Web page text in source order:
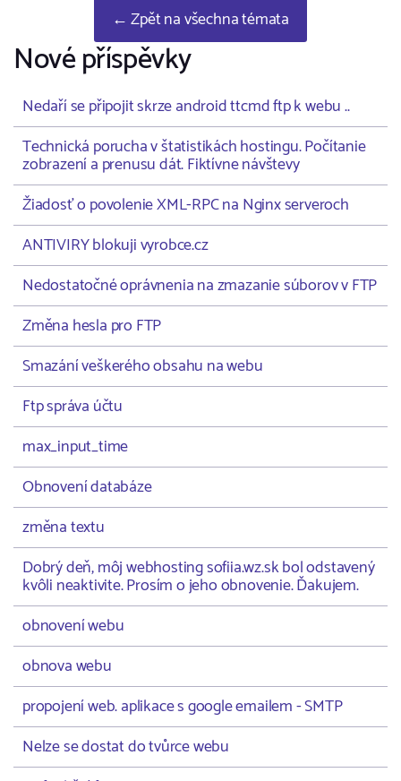
← Zpět na všechna témata
Nové příspěvky
Nedaří se připojit skrze android ttcmd ftp k webu ..
Technická porucha v štatistikách hostingu. Počítanie
zobrazení a prenusu dát. Fiktívne návštevy
Žiadosť o povolenie XML-RPC na Nginx serveroch
ANTIVIRY blokuji vyrobce.cz
Nedostatočné oprávnenia na zmazanie súborov v FTP
Změna hesla pro FTP
Smazání veškerého obsahu na webu
Ftp správa účtu
max_input_time
Obnovení databáze
změna textu
Dobrý deň, môj webhosting sofiia.wz.sk bol odstavený
kvôli neaktivite. Prosím o jeho obnovenie. Ďakujem.
obnovení webu
obnova webu
propojení web. aplikace s google emailem - SMTP
Nelze se dostat do tvůrce webu